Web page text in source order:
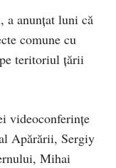
anunțat luni că
comune cu
teritoriul țării
videoconferințe
Apărării, Sergiy
Mihai